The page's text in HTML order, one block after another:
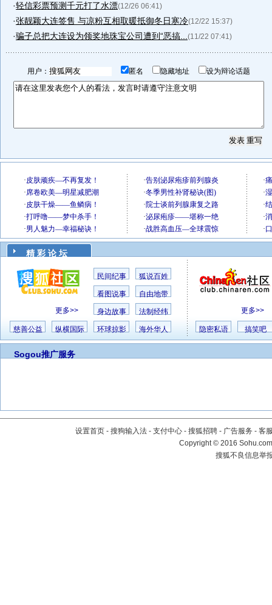
·轻信彩票预测千元打了水漂(12/26 06:41)
·张靓颖大连签售 与凉粉互相取暖抵御冬日寒冷(12/22 15:37)
·骗子总把大连设为领奖地珠宝公司遭到“恶搞... (11/22 07:41)
用户： 匿名 隐藏地址 设为辩论话题
精 彩 论 坛
更多>>
民间纪事 狐说百姓
看图说事 自由地带
身边故事 法制经纬
慈善公益 纵横国际 环球掠影 海外华人
更多>>
隐密私语 搞笑吧
Sogou推广服务
设置首页 - 搜狗输入法 - 支付中心 - 搜狐招聘 - 广告服务 - 客
Copyright©2016
搜狐不良信息举